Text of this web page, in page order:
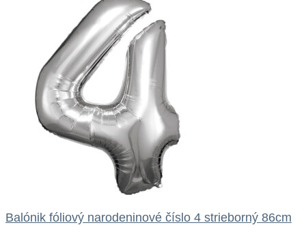
Balónik fóliový narodeninové číslo 4 strieborný 86cm